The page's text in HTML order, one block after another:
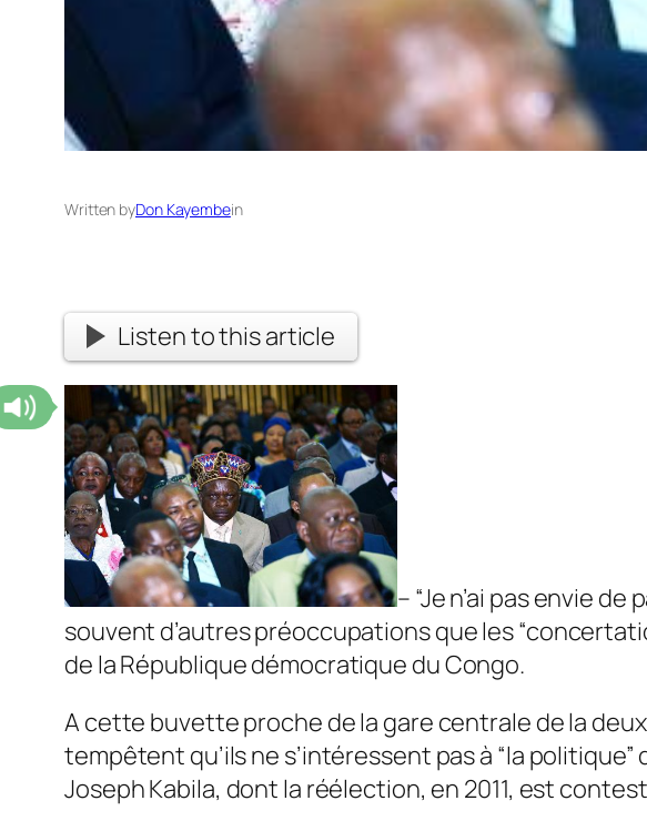
Written byDon Kayembein
Listen to this article
– “Je n’ai pas envie
souvent d’autres préoccupations que les
de la République démocratique du Congo.
A cette buvette proche de la gare centrale de la
tempêtent qu’ils ne s’intéressent pas à “la
Joseph Kabila, dont la réélection, en 2011, est